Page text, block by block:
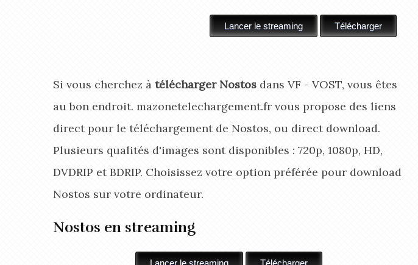
Si vous cherchez à télécharger Nostos dans VF - VOST, vous êtes
au bon endroit. mazonetelechargement.fr vous propose des liens
direct pour le téléchargement de Nostos, ou direct download.
Plusieurs qualités d'images sont disponibles : 720p, 1080p, HD,
DVDRIP et BDRIP. Choisissez votre option préférée pour download
Nostos sur votre ordinateur.
Nostos en streaming